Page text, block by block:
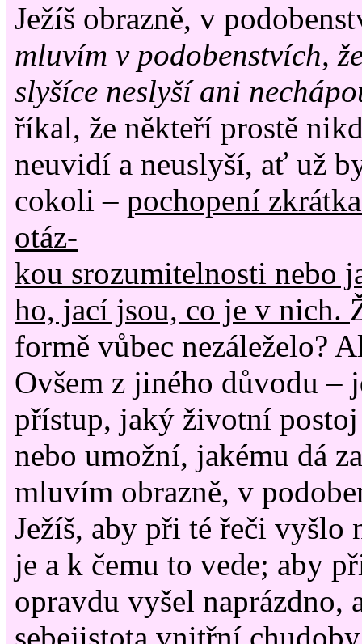
Ježíš obrazně, v
mluvím v podobenstvích,
slyšíce neslyší ani
říkal, že někteří prostě
neuvidí a neuslyší, ať už
cokoli – pochopení
otáz-
kou srozumitelnosti nebo
ho, jací jsou, co je v nich.
formě vůbec nezáleželo?
Ovšem z jiného důvodu –
přístup, jaký životní
nebo umožní, jakému dá
mluvím obrazně, v
Ježíš, aby při té řeči vyšlo
je a k čemu to vede; aby
opravdu vyšel naprázdno,